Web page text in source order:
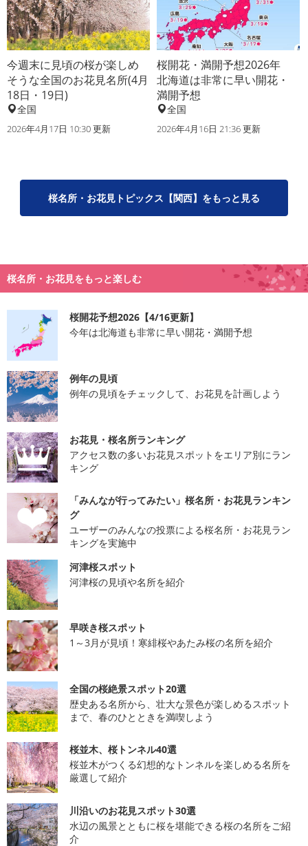
今週末に見頃の桜が楽しめ
そうな全国のお花見名所(4月
18日・19日)
全国
2026年4月17日 10:30 更新
桜開花・満開予想2026年
北海道は非常に早い開花・
満開予想
全国
2026年4月16日 21:36 更新
桜名所・お花見トピックス【関西】をもっと見る
桜名所・お花見をもっと楽しむ
桜開花予想2026【4/16更新】
今年は北海道も非常に早い開花・満開予想
例年の見頃
例年の見頃をチェックして、お花見を計画しよう
お花見・桜名所ランキング
アクセス数の多いお花見スポットをエリア別にラン
キング
「みんなが行ってみたい」桜名所・お花見ランキン
グ
ユーザーのみんなの投票による桜名所・お花見ラン
キングを実施中
河津桜スポット
河津桜の見頃や名所を紹介
早咲き桜スポット
1～3月が見頃！寒緋桜やあたみ桜の名所を紹介
全国の桜絶景スポット20選
歴史ある名所から、壮大な景色が楽しめるスポット
まで、春のひとときを満喫しよう
桜並木、桜トンネル40選
桜並木がつくる幻想的なトンネルを楽しめる名所を
厳選して紹介
川沿いのお花見スポット30選
水辺の風景とともに桜を堪能できる桜の名所をご紹
介